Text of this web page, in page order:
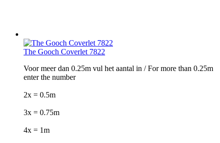
The Gooch Coverlet 7822
Voor meer dan 0.25m vul het aantal in / For more than 0.25m
enter the number
2x = 0.5m
3x = 0.75m
4x = 1m